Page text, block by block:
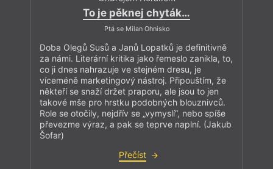
To je pěknej chyták…
Ptá se Milan Ohnisko
Doba Olegů Susů a Janů Lopatků je definitivně
za námi. Literární kritika jako řemeslo zanikla, to,
co ji dnes nahrazuje ve stejném dresu, je
víceméně marketingový nástroj. Připouštím, že
někteří se snaží držet praporu, ale jsou to jen
takové mše pro hrstku podobných blouznivců.
Role se otočily, nejdřív se „vymyslí“, nebo spíše
převezme výraz, a pak se teprve naplní. (Jakub
Šofar)
Přečíst